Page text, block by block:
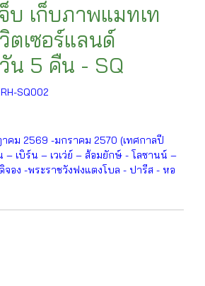
บ เก็บภาพแมทเท
ตเซอร์แลนด์
น 5 คืน - SQ
SQ002
คม 2569 -มกราคม 2570 (เทศกาลปี
– เบิร์น – เวเว่ย์ – ส้อมยักษ์ - โลซานน์ –
จอง -พระราชวังฟงแตงโบล - ปารีส - หอ